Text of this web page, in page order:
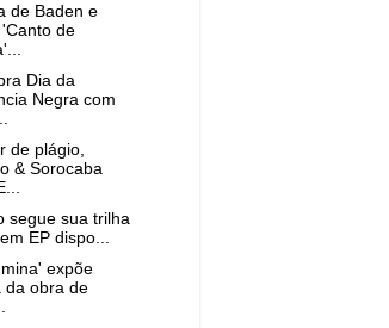
de Baden e
de
Dia da
Negra com
de plágio,
& Sorocaba
segue sua trilha
EP dispo...
expõe
da obra de